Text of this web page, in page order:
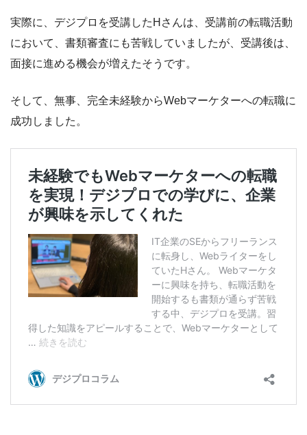
実際に、デジプロを受講したHさんは、受講前の転職活動
において、書類審査にも苦戦していましたが、受講後は、
面接に進める機会が増えたそうです。
そして、無事、完全未経験からWebマーケターへの転職に
成功しました。